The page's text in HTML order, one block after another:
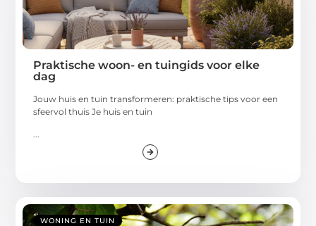
Praktische woon- en tuingids voor elke
dag
Jouw huis en tuin transformeren: praktische tips voor een
sfeervol thuis Je huis en tuin
...
WONING EN TUIN